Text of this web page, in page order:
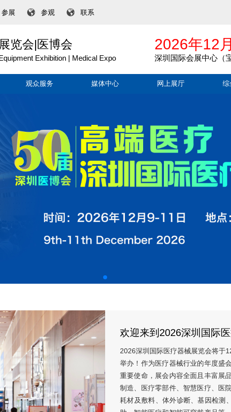
参展 参观 联系
览会|医博会
Exhibition | Medical Expo
2026年12
深圳国际会展中心（
观众服务 媒体中心 网上展厅 综
欢迎来到2026深圳国际
2026深圳国际医疗器械展览会将于
举办！作为医疗器械行业的年度盛
重要使命，展会内容全面且丰富展
制造、医疗零部件、智慧医疗、医
耗材及敷料、体外诊断、基因检测